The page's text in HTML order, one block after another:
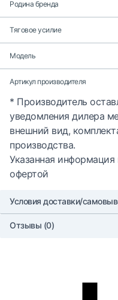
Родина бренда
Тяговое усилие
Модель
Артикул производителя
* Производитель
уведомления дилера
внешний вид,
производства.
Указанная информация
офертой
Условия доставки/
Отзывы (0)